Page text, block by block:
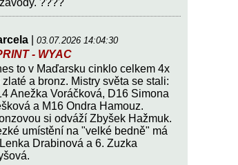
????
03.07.2026 14:04:30
- WYAC
to v Maďarsku cinklo celkem 4x
zlaté a bronz. Mistry světa se stali:
Anežka Voráčková, D16 Simona
a M16 Ondra Hamouz.
si odváží Zbyšek Hažmuk.
umístění na "velké bedně" má
Drabinová a 6. Zuzka